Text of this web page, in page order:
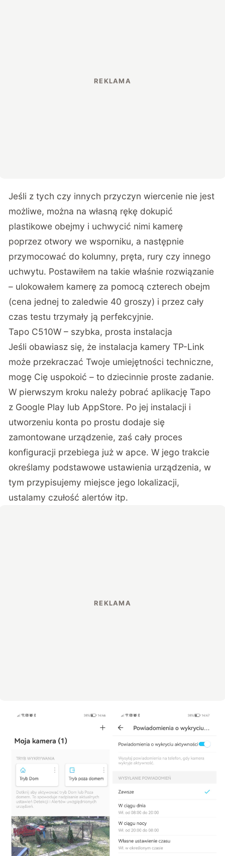
Jeśli z tych czy innych przyczyn wiercenie nie jest
możliwe, można na własną rękę dokupić
plastikowe obejmy i uchwycić nimi kamerę
poprzez otwory we wsporniku, a następnie
przymocować do kolumny, pręta, rury czy innego
uchwytu. Postawiłem na takie właśnie rozwiązanie
– ulokowałem kamerę za pomocą czterech obejm
(cena jednej to zaledwie 40 groszy) i przez cały
czas testu trzymały ją perfekcyjnie.
Tapo C510W – szybka, prosta instalacja
Jeśli obawiasz się, że instalacja kamery TP-Link
może przekraczać Twoje umiejętności techniczne,
mogę Cię uspokoić – to dziecinnie proste zadanie.
W pierwszym kroku należy pobrać aplikację Tapo
z Google Play lub AppStore. Po jej instalacji i
utworzeniu konta po prostu dodaje się
zamontowane urządzenie, zaś cały proces
konfiguracji przebiega już w apce. W jego trakcie
określamy podstawowe ustawienia urządzenia, w
tym przypisujemy miejsce jego lokalizacji,
ustalamy czułość alertów itp.